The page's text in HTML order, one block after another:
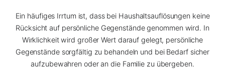
Ein häufiges Irrtum ist, dass bei Haushaltsauflösungen keine
Rücksicht auf persönliche Gegenstände genommen wird. In
Wirklichkeit wird großer Wert darauf gelegt, persönliche
Gegenstände sorgfältig zu behandeln und bei Bedarf sicher
aufzubewahren oder an die Familie zu übergeben.